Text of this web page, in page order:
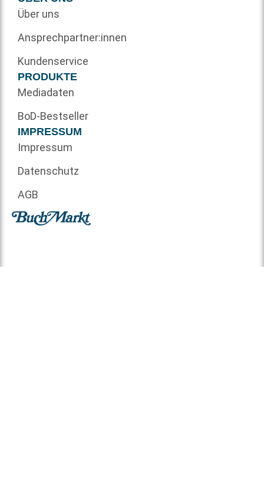
Über uns
Ansprechpartner:innen
Kundenservice
PRODUKTE
Mediadaten
BoD-Bestseller
IMPRESSUM
Impressum
Datenschutz
AGB